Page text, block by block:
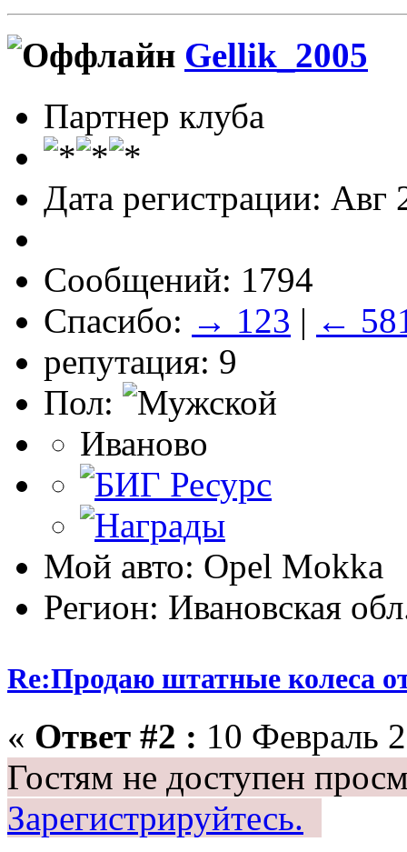
Gellik_2005
Партнер клуба
Дата регистрации: Авг
Сообщений: 1794
Спасибо: → 123 | ←
репутация: 9
Пол:
Иваново
Мой авто: Opel Mokka
Регион: Ивановская
Re:Продаю штатные колеса
« Ответ #2 : 10 Февраль
Гостям не доступен
Зарегистрируйтесь.